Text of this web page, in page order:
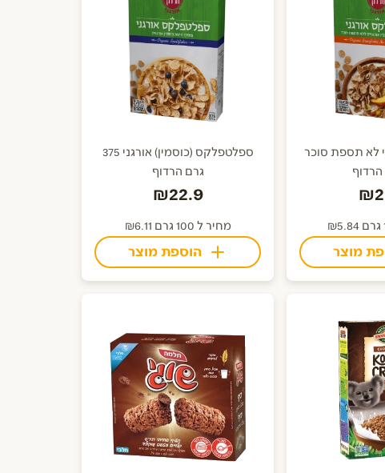
לא תספת סוכר
מוצר
ספלטפלקס (כוסמין) אורגני 375
גרם הרדוף
₪22.9
מחיר ל 100 גרם ₪6.11
הוספת מוצר